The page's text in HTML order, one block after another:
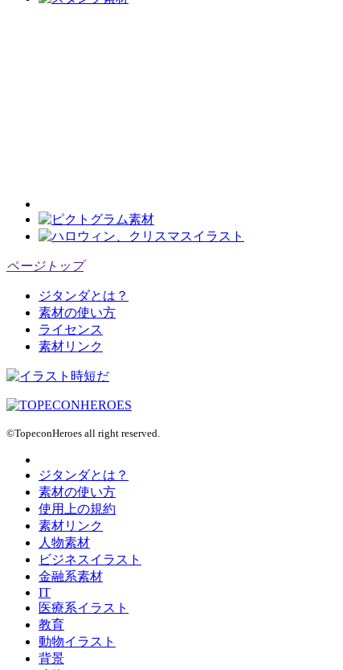
ページトップ
ジタンダとは？
素材の使い方
ライセンス
素材リンク
©TopeconHeroes all right reserved.
ジタンダとは？
素材の使い方
使用上の規約
素材リンク
人物素材
ビジネスイラスト
金融系素材
IT
医療系イラスト
教育
動物イラスト
背景